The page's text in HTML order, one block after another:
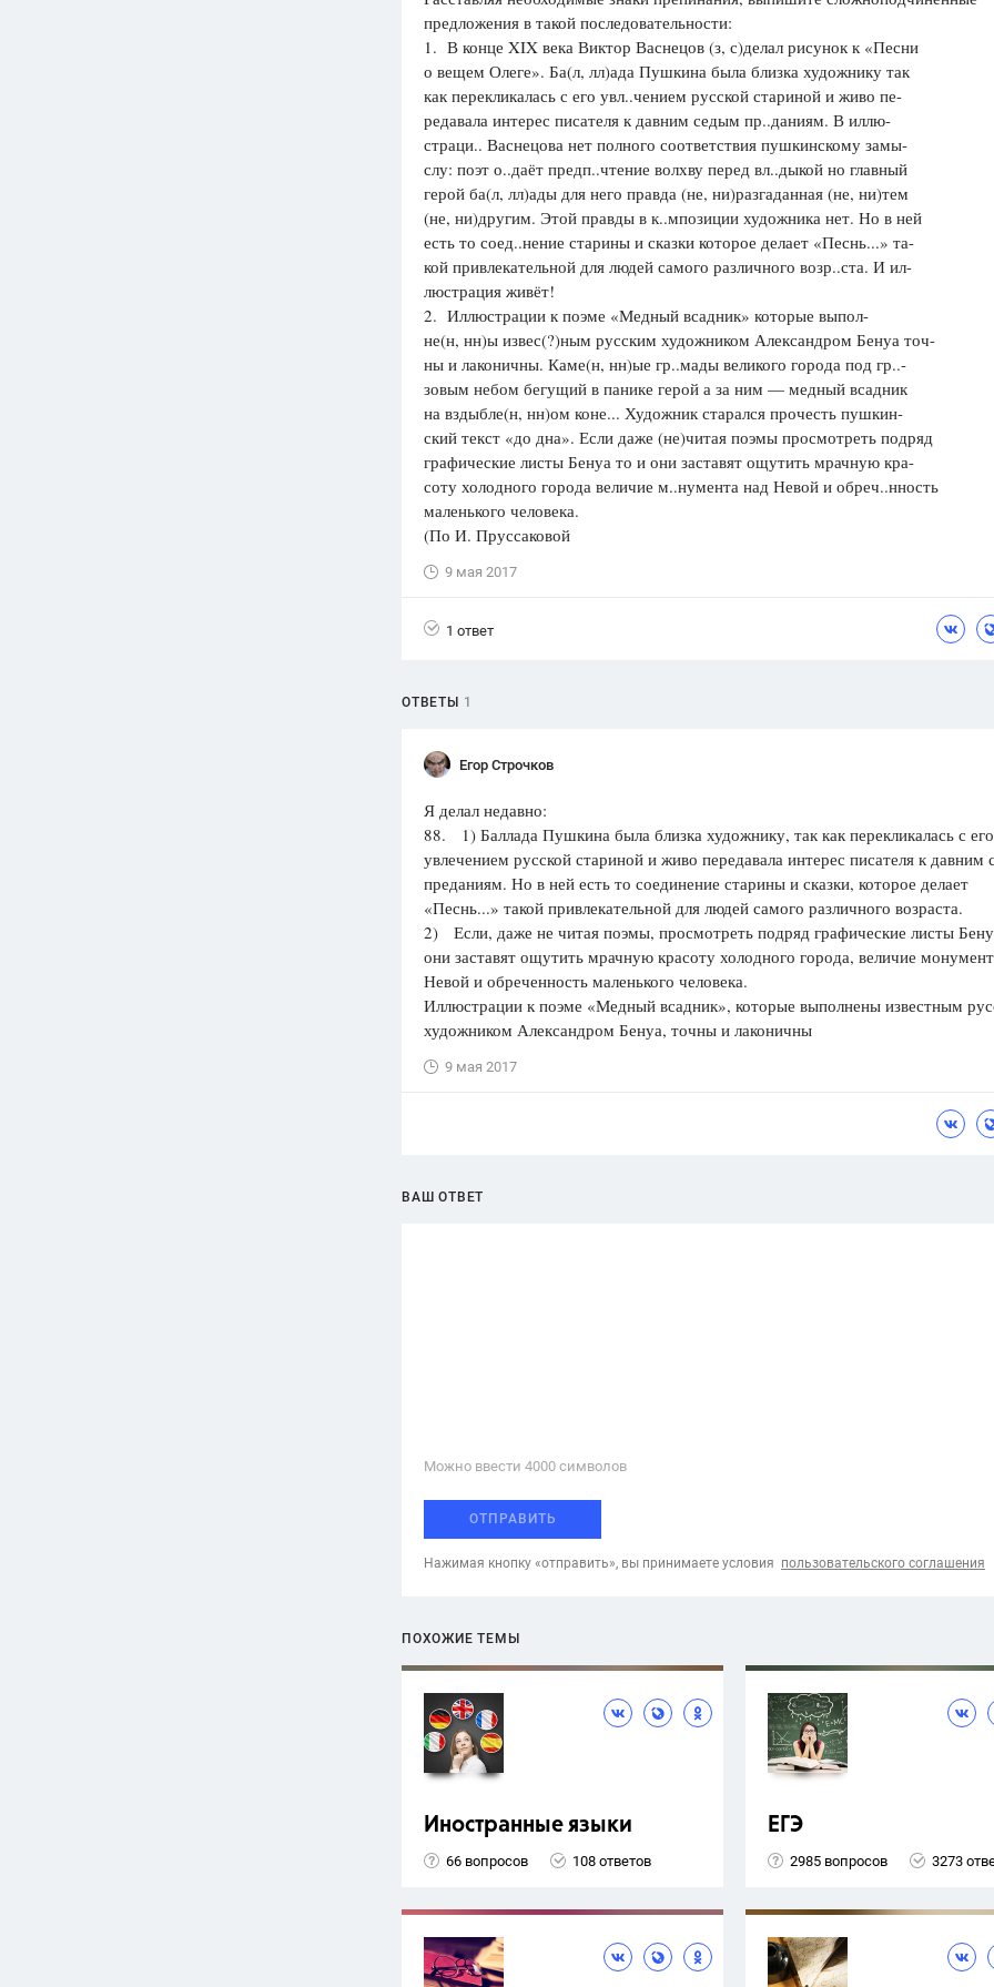
Вузы
1752 ответа
Олимпиады
ответа
ответ
ГИА
ответов
Психология
Отношения, Любовь,Красота,
ПОКАЗАТЬ ВСЕ
предложения в такой последовательности:
1. В конце XIX века Виктор Васнецов (з, с)делал рисунок к «Песни
о вещем Олеге». Ба(л, лл)ада Пушкина была близка художнику так
как перекликалась с его увл..чением русской стариной и живо пе-
редавала интерес писателя к давним седым пр..даниям. В иллю-
страци.. Васнецова нет полного соответствия пушкинскому замы-
слу: поэт о..даёт предп..чтение волхву перед вл..дыкой но главный
герой ба(л, лл)ады для него правда (не, ни)разгаданная (не, ни)тем
(не, ни)другим. Этой правды в к..мпозиции художника нет. Но в ней
есть то соед..нение старины и сказки которое делает «Песнь...» та-
кой привлекательной для людей самого различного возр..ста. И ил-
люстрация живёт!
2. Иллюстрации к поэме «Медный всадник» которые выпол-
не(н, нн)ы извес(?)ным русским художником Александром Бенуа точ-
ны и лаконичны. Каме(н, нн)ые гр..мады великого города под гр..-
зовым небом бегущий в панике герой а за ним — медный всадник
на вздыбле(н, нн)ом коне... Художник старался прочесть пушкин-
ский текст «до дна». Если даже (не)читая поэмы просмотреть подряд
графические листы Бенуа то и они заставят ощутить мрачную кра-
соту холодного города величие м..нумента над Невой и обреч..нность
маленького человека.
(По И. Пруссаковой
9 мая 2017
1 ответ
ОТВЕТЫ 1
Егор Строчков
Я делал недавно:
88. 1) Баллада Пушкина была близка художнику, так как перекликалась с его
увлечением русской стариной и живо передавала интерес писателя к давним
преданиям. Но в ней есть то соединение старины и сказки, которое делает
«Песнь...» такой привлекательной для людей самого различного возраста.
2) Если, даже не читая поэмы, просмотреть подряд графические листы
они заставят ощутить мрачную красоту холодного города, величие
Невой и обреченность маленького человека.
Иллюстрации к поэме «Медный всадник», которые выполнены известным
художником Александром Бенуа, точны и лаконичны
9 мая 2017
ВАШ ОТВЕТ
Можно ввести 4000 cимволов
ОТПРАВИТЬ
Нажимая кнопку «отправить», вы принимаете условия пользовательского соглашения
ПОХОЖИЕ ТЕМЫ
Иностранные языки
66 вопросов 108 ответов
ЕГЭ
2985 вопросов 3273